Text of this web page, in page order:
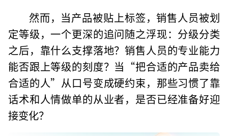
然而，当产品被贴上标签，销售人员被划
定等级，一个更深的追问随之浮现：分级分类
之后，靠什么支撑落地？销售人员的专业能力
能否跟上等级的刻度？当“把合适的产品卖给
合适的人”从口号变成硬约束，那些习惯了靠
话术和人情做单的从业者，是否已经准备好迎
接变化？